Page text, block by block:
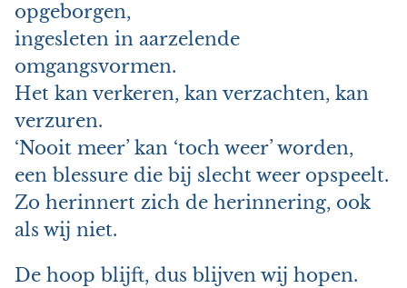
opgeborgen,
ingesleten in aarzelende
omgangsvormen.
Het kan verkeren, kan verzachten, kan
verzuren.
‘Nooit meer’ kan ‘toch weer’ worden,
een blessure die bij slecht weer opspeelt.
Zo herinnert zich de herinnering, ook
als wij niet.
De hoop blijft, dus blijven wij hopen.